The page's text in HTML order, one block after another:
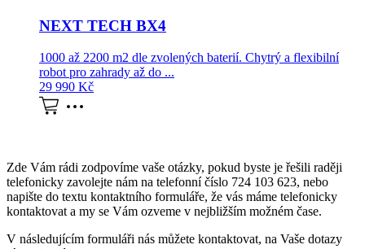
NEXT TECH BX4
1000 až 2200 m2 dle zvolených baterií. Chytrý a flexibilní
robot pro zahrady až do ...
29 990 Kč
Zde Vám rádi zodpovíme vaše otázky, pokud byste je řešili raději
telefonicky zavolejte nám na telefonní číslo 724 103 623, nebo
napište do textu kontaktního formuláře, že vás máme telefonicky
kontaktovat a my se Vám ozveme v nejbližším možném čase.
V následujícím formuláři nás můžete kontaktovat, na Vaše dotazy